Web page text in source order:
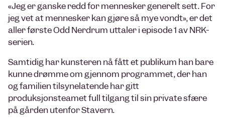
«Jeg er ganske redd for mennesker generelt sett. For
jeg vet at mennesker kan gjøre så mye vondt», er det
aller første Odd Nerdrum uttaler i episode 1 av NRK-
serien.
Samtidig har kunsteren nå fått et publikum han bare
kunne drømme om gjennom programmet, der han
og familien tilsynelatende har gitt
produksjonsteamet full tilgang til sin private sfære
på gården utenfor Stavern.